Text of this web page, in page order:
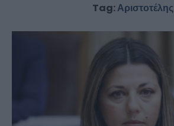
Tag:Αριστοτέλης